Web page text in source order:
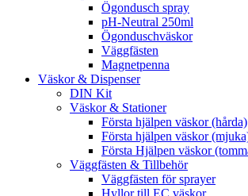
Ögondusch spray
pH-Neutral 250ml
Ögonduschväskor
Väggfästen
Magnetpenna
Väskor & Dispenser
DIN Kit
Väskor & Stationer
Första hjälpen väskor (hårda)
Första hjälpen väskor
Första Hjälpen väskor
Väggfästen & Tillbehör
Väggfästen för sprayer
Hyllor till EC väskor